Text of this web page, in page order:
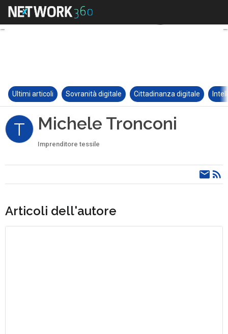
Ultimi articoli Sovranità digitale Cittadinanza digitale
T Michele Tronconi
Imprenditore tessile
Articoli dell'autore